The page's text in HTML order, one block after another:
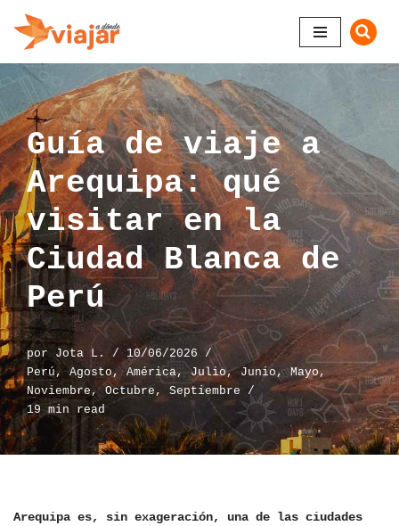
Saltar
al
contenido
Guía de viaje a
Arequipa: qué
visitar en la
Ciudad Blanca de
Perú
por Jota L.
10/06/2026
Perú ,Agosto,América, Julio, Junio,Mayo,
Noviembre,Octubre , Septiembre
19 min read
Arequipa es, sin exageración, una de las ciudades